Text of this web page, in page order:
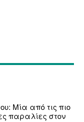
Μία από τις πιο
παραλίες στον